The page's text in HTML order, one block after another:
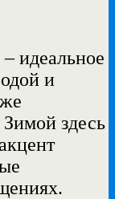
идеальное
и
здесь